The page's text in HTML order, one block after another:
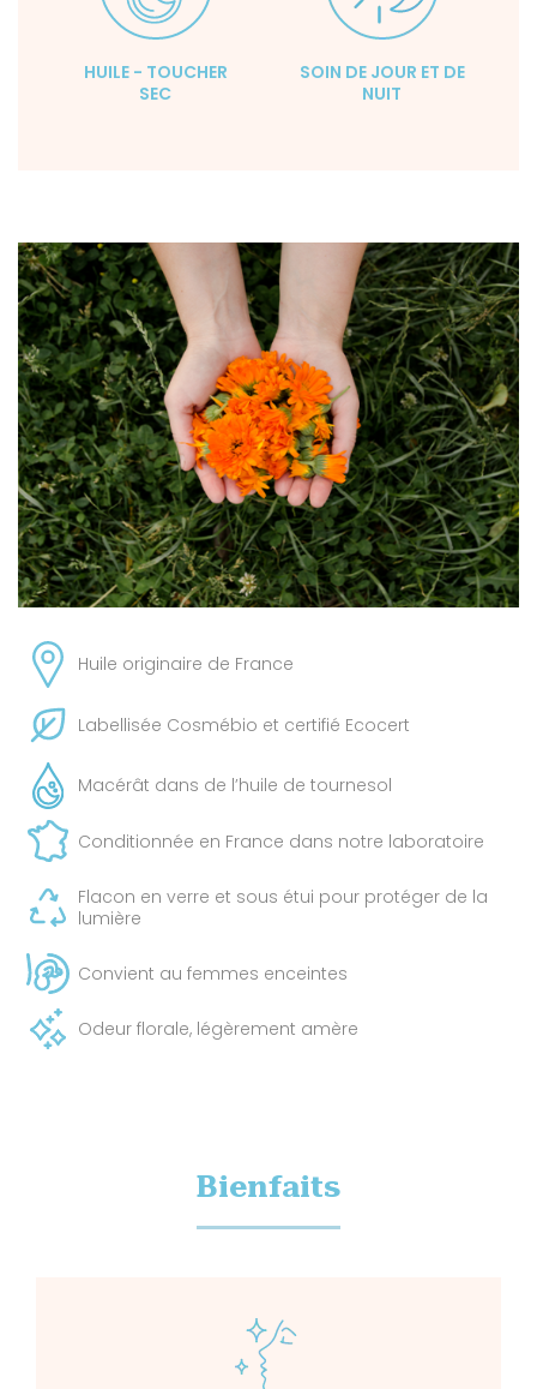
HUILE - TOUCHER
SEC
SOIN DE JOUR ET DE
NUIT
Huile originaire de France
Labellisée Cosmébio et certifié Ecocert
Macérât dans de l’huile de tournesol
Conditionnée en France dans notre laboratoire
Flacon en verre et sous étui pour protéger de la
lumière
Convient au femmes enceintes
Odeur florale, légèrement amère
Bienfaits